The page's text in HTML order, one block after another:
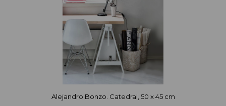
Alejandro Bonzo. Catedral, 50 x 45 cm